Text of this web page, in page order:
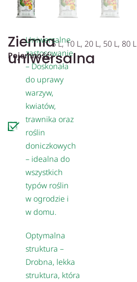
Ziemia
uniwersalna
Uniwersalne
zastosowanie
– Doskonała
do uprawy
warzyw,
kwiatów,
trawnika oraz
roślin
doniczkowych
– idealna do
wszystkich
typów roślin
w ogrodzie i
w domu.
Optymalna
struktura –
Drobna, lekka
struktura, która
Pojemność:
5 L, 10 L, 20 L, 50 L, 80 L